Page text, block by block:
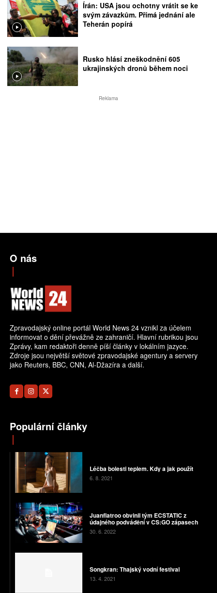
Írán: USA jsou ochotny vrátit se ke
svým závazkům. Přímá jednání ale
Teherán popírá
Rusko hlásí zneškodnění 605
ukrajinských dronů během noci
Reklama
O nás
Zpravodajský online portál World News 24 vznikl za účelem
informovat o dění převážně ze zahraničí. Hlavní rubrikou jsou
Zprávy, kam redaktoři denně píší články v lokálním jazyce.
Zdroje jsou největší světové zpravodajské agentury a servery
jako Reuters, BBC, CNN, Al-Džazíra a další.
Populární články
Léčba bolesti teplem. Kdy a jak použít
6. 8. 2021
Juanflatroo obvinil tým ECSTATIC z
údajného podvádění v CS:GO zápasech
30. 6. 2022
Songkran: Thajský vodní festival
13. 4. 2021